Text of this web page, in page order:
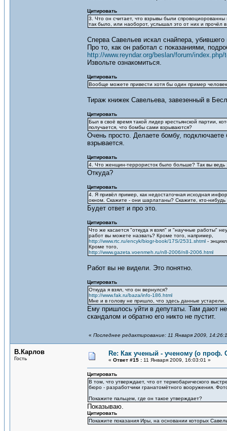
Цитировать
3. Что он считает, что взрывы были
так было, или наоборот, услышал это от них и прочёл в
Сперва Савельев искал снайпера,
Про то, как он работал с показаниями,
http://www.reyndar.org/beslan/forum/
Извольте ознакомиться.
Цитировать
Вообще можете привести хотя бы один пример
Тираж книжек Савельева, завезенный в
Цитировать
Был в своё время такой лидер крестьянской партии,
получается, что бомбы сами взрываются?
Очень просто. Делаете бомбу, подключаете
взрывается.
Цитировать
4. Что женщин-террористок было больше? Так вы ведь
Откуда?
Цитировать
4. Я привёл пример, как недостаточная исходная
окном. Скажите - они шарлатаны? Скажите, кто-
Будет ответ и про это.
Цитировать
Что же касается "откуда я взял" и "научные работы"
работ вы можете назвать? Кроме того, например,
http://www.rtc.ru/encyk/biogr-book/17S/2531.shtml -
Кроме того,
http://www.gazeta.voenmeh.ru/n8-2006/n8-2006.html
Работ вы не видели. Это понятно.
Цитировать
Откуда я взял, что он вернулся?
http://www.fak.ru/baza/info-186.html
Мне и в голову не пришло, что здесь данные устарели.
Ему пришлось уйти в депутаты. Там дают
скандалом и обратно его никто не пустит.
« Последнее редактирование: 11 Января 2009,
В.Карлов
Гость
Re: Как ученый - ученому (о проф.
« Ответ #15 : 11 Января 2009, 16:03:01 »
Цитировать
В том, что утверждает, что от термобарического
бюро - разработчики гранатомётного вооружения.
Покажите пальцем, где он такое утверждает?
Показываю.
Цитировать
Покажите показания Иры, на основании которых